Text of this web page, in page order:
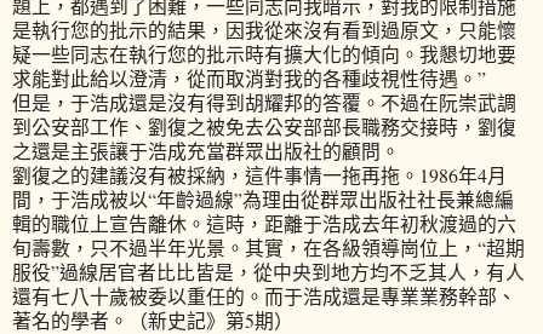
題上，都遇到了困難，一些同志向我暗示，對我的限制措施
是執行您的批示的結果，因我從來沒有看到過原文，只能懷
疑一些同志在執行您的批示時有擴大化的傾向。我懇切地要
求能對此給以澄清，從而取消對我的各種歧視性待遇。”
但是，于浩成還是沒有得到胡耀邦的答覆。不過在阮崇武調
到公安部工作、劉復之被免去公安部部長職務交接時，劉復
之還是主張讓于浩成充當群眾出版社的顧問。
劉復之的建議沒有被採納，這件事情一拖再拖。1986年4月
間，于浩成被以“年齡過線”為理由從群眾出版社社長兼總編
輯的職位上宣告離休。這時，距離于浩成去年初秋渡過的六
旬壽數，只不過半年光景。其實，在各級領導崗位上，“超期
服役”過線居官者比比皆是，從中央到地方均不乏其人，有人
還有七八十歲被委以重任的。而于浩成還是專業業務幹部、
著名的學者。（新史記》第5期）